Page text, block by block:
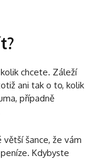
chcete. Záleží
ani tak o to, kolik
případně
šance, že vám
Kdybyste